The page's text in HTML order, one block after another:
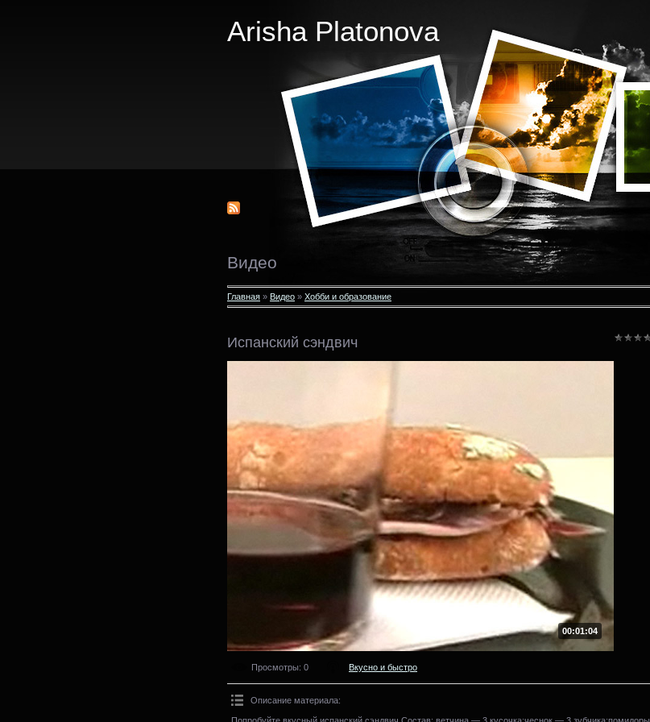
Arisha Platonova
Видео
Главная » Видео » Хобби и образование
Испанский сэндвич
00:01:04
Просмотры: 0 Вкусно и быстро
Описание материала:
Попробуйте вкусный испанский сэндвич.Состав: ветчина — 3 кусочка;чеснок — 3 зубчика;помидоры